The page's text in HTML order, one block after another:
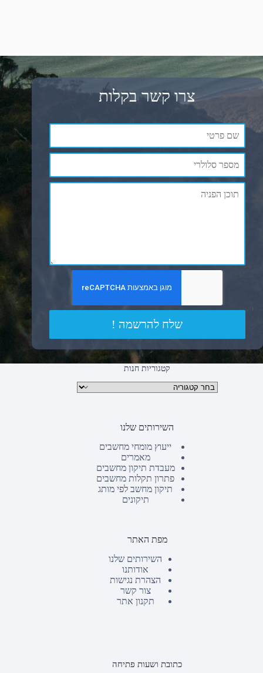
צרו קשר בקלות
שלח להרשמה !
קטגוריות חנות
קטגוריות מוצרים
השירותים שלנו
ייעוץ מומחי מחשבים
מאמרים
מעבדת תיקון מחשבים
פתרון תקלות מחשבים
תיקון מחשב לפי מותג
תיקונים
מפת האתר
השירותים שלנו
אודותנו
הצהרת נגישות
צור קשר
תקנון אתר
כתובת ושעות פתיחה